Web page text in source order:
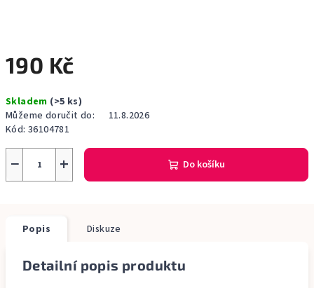
190 Kč
cena:
Skladem (>5 ks)
Můžeme doručit do:
11.8.2026
Kód: 36104781
+
− Do košíku
Popis Diskuze
Detailní popis produktu